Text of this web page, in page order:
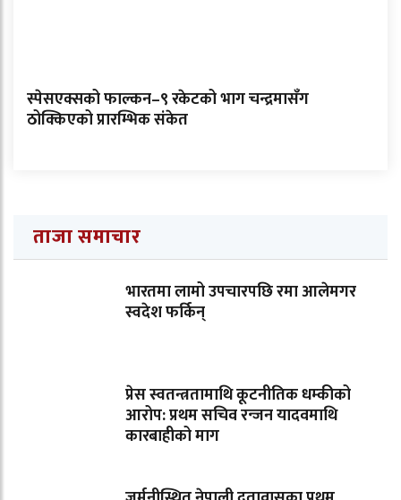
स्पेसएक्सको फाल्कन–९ रकेटको भाग चन्द्रमासँग
ठोक्किएको प्रारम्भिक संकेत
ताजा समाचार
भारतमा लामो उपचारपछि रमा आलेमगर
स्वदेश फर्किन्
प्रेस स्वतन्त्रतामाथि कूटनीतिक धम्कीको
आरोप: प्रथम सचिव रन्जन यादवमाथि
कारबाहीको माग